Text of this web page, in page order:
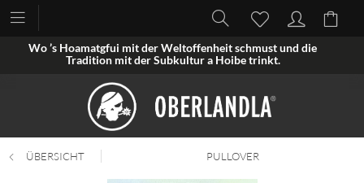
Wo ’s Hoamatgfui mit der Weltoffenheit schmust und die
Tradition mit der Subkultur a Hoibe trinkt.
ÜBERSICHT PULLOVER